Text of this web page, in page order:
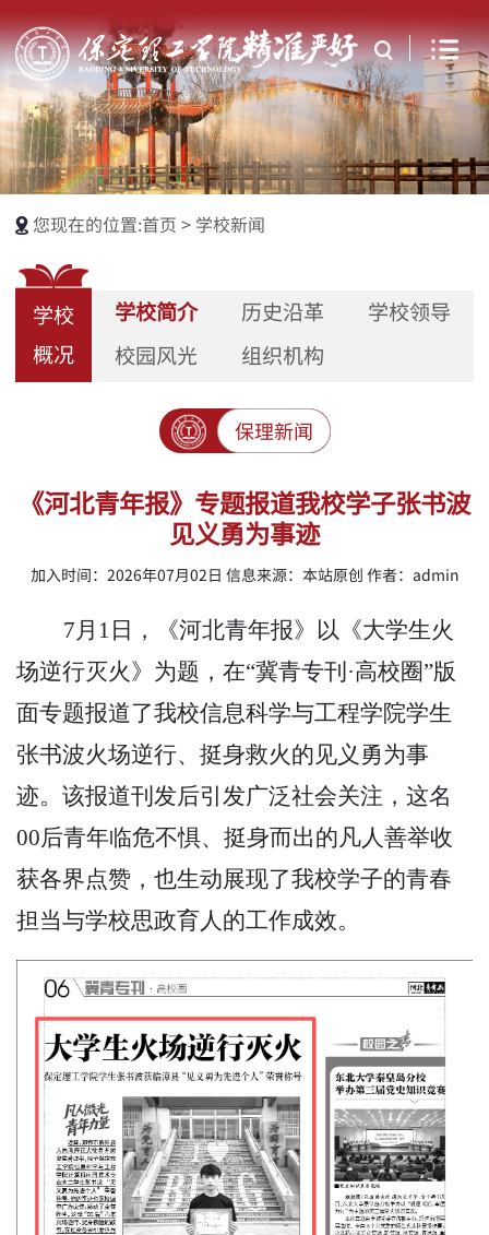
您现在的位置:首页 > 学校新闻
学校
概况
学校简介 历史沿革 学校领导
校园风光 组织机构
保理新闻
《河北青年报》专题报道我校学子张书波
见义勇为事迹
加入时间：2026年07月02日 信息来源：本站原创 作者：admin
7月1日，《河北青年报》以《大学生火
场逆行灭火》为题，在“冀青专刊·高校圈”版
面专题报道了我校信息科学与工程学院学生
张书波火场逆行、挺身救火的见义勇为事
迹。该报道刊发后引发广泛社会关注，这名
00后青年临危不惧、挺身而出的凡人善举收
获各界点赞，也生动展现了我校学子的青春
担当与学校思政育人的工作成效。